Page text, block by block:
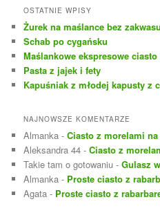
k
a
j
OSTATNIE WPISY
Żurek na maślance bez zakwasu
Schab po cygańsku
Maślankowe ekspresowe
Pasta z jajek i fety
Kapuśniak z młodej kapusty z
NAJNOWSZE KOMENTARZE
Almanka -Ciasto z morelami
Aleksandra 44 -Ciasto z
Takie tam o gotowaniu -Gulasz
Almanka - Proste ciasto z
Agata - Proste ciasto z